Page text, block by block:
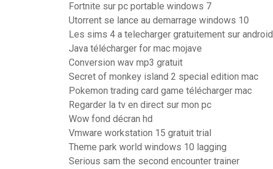
Fortnite sur pc portable windows 7
Utorrent se lance au demarrage windows 10
Les sims 4 a telecharger gratuitement sur android
Java télécharger for mac mojave
Conversion wav mp3 gratuit
Secret of monkey island 2 special edition mac
Pokemon trading card game télécharger mac
Regarder la tv en direct sur mon pc
Wow fond décran hd
Vmware workstation 15 gratuit trial
Theme park world windows 10 lagging
Serious sam the second encounter trainer